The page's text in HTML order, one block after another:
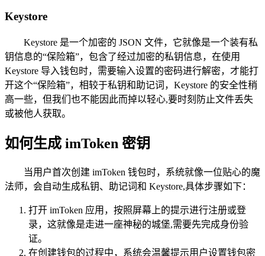
Keystore
Keystore 是一个加密的 JSON 文件，它就像是一个装有私
钥信息的“保险箱”，包含了经过加密的私钥信息，在使用
Keystore 导入钱包时，需要输入设置的密码进行解密，才能打
开这个“保险箱”，相较于私钥和助记词，Keystore 的安全性稍
高一些，但我们也不能因此而掉以轻心,要时刻防止文件丢失
或被他人获取。
如何生成 imToken 密钥
当用户首次创建 imToken 钱包时，系统就像一位贴心的魔
法师，会自动生成私钥、助记词和 Keystore,具体步骤如下：
打开 imToken 应用，按照屏幕上的提示进行注册或登
录，这就像是走进一座神秘的城堡,需要先完成身份验
证。
在创建钱包的过程中，系统会温馨提示用户设置钱包密